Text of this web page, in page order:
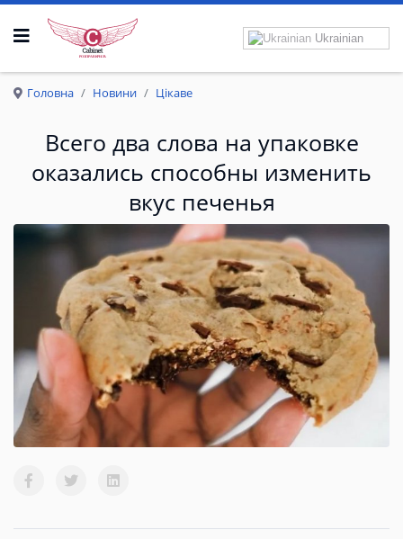
РОЗПРАВКРИЛА
Ukrainian
Головна Новини Цікаве
Всего два слова на упаковке
оказались способны изменить
вкус печенья